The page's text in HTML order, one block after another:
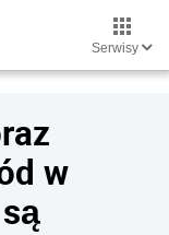
Serwisy
w